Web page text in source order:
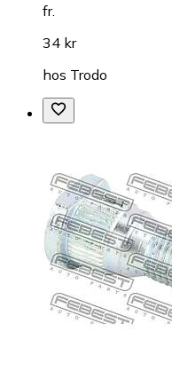
fr.
34 kr
hos Trodo